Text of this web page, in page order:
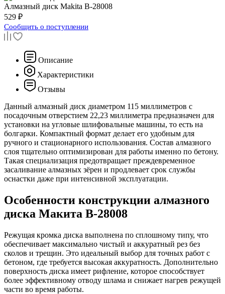
Алмазный диск Makita B-28008
529 ₽
Сообщить о поступлении
Описание
Характеристики
Отзывы
Данный алмазный диск диаметром 115 миллиметров с
посадочным отверстием 22,23 миллиметра предназначен для
установки на угловые шлифовальные машины, то есть на
болгарки. Компактный формат делает его удобным для
ручного и стационарного использования. Состав алмазного
слоя тщательно оптимизирован для работы именно по бетону.
Такая специализация предотвращает преждевременное
засаливание алмазных зёрен и продлевает срок службы
оснастки даже при интенсивной эксплуатации.
Особенности конструкции алмазного
диска Макита B-28008
Режущая кромка диска выполнена по сплошному типу, что
обеспечивает максимально чистый и аккуратный рез без
сколов и трещин. Это идеальный выбор для точных работ с
бетоном, где требуется высокая аккуратность. Дополнительно
поверхность диска имеет рифление, которое способствует
более эффективному отводу шлама и снижает нагрев режущей
части во время работы.